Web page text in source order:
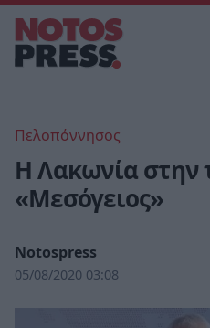
Πελοπόννησος
Η Λακωνία στην
«Μεσόγειος»
Notospress
05/08/2020 03:08